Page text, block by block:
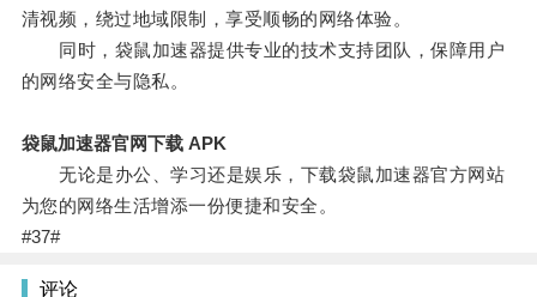
清视频，绕过地域限制，享受顺畅的网络体验。
同时，袋鼠加速器提供专业的技术支持团队，保障用户
的网络安全与隐私。
袋鼠加速器官网下载 APK
无论是办公、学习还是娱乐，下载袋鼠加速器官方网站
为您的网络生活增添一份便捷和安全。
#37#
评论